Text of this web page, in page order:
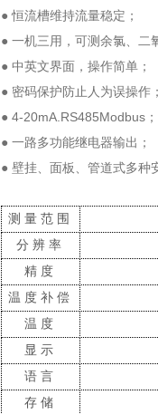
● 恒流槽维持流量稳定；
● 一机三用，可测余氯、二
● 中英文界面，操作简单；
● 密码保护防止人为误操作；
● 4-20mA.RS485Modbus；
● 一路多功能继电器输出；
● 壁挂、面板、管道式多种
测量范围
分辨率
精度
温度补偿
温度
显示
语言
存储